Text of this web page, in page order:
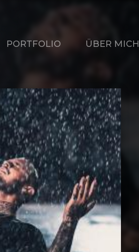
PORTFOLIO ÜBER MICH